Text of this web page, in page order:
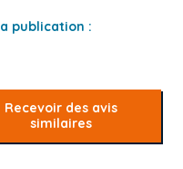
publication :
Recevoir des avis
similaires